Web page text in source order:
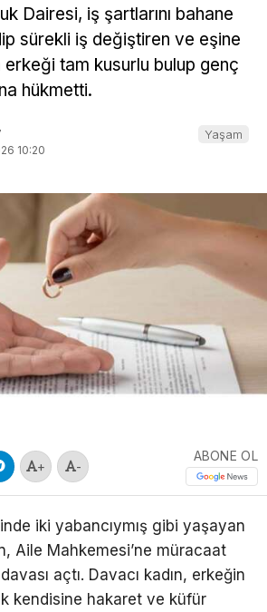
Dairesi, iş şartlarını bahane
sürekli iş değiştiren ve eşine
tam kusurlu bulup genç
hükmetti.
10:20
Yaşam
+ -
ABONE OL
iki yabancıymış gibi yaşayan
Aile Mahkemesi’ne müracaat
açtı. Davacı kadın, erkeğin
kendisine hakaret ve küfür